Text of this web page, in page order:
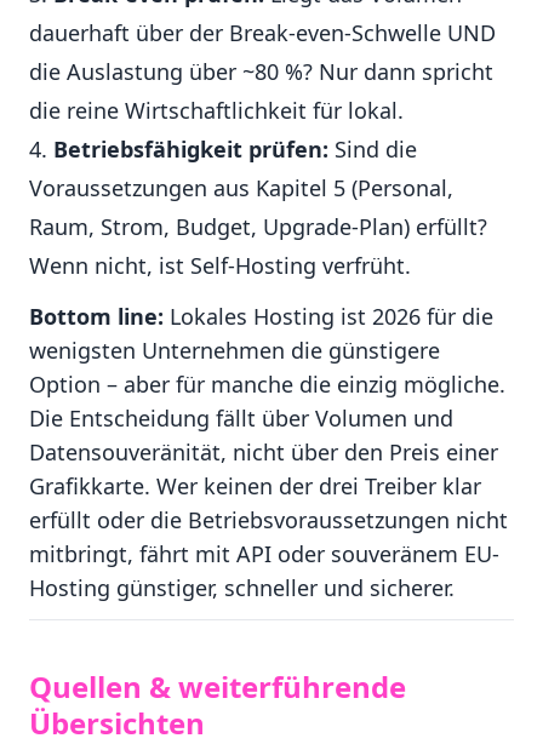
dauerhaft über der Break-even-Schwelle UND
die Auslastung über ~80 %? Nur dann spricht
die reine Wirtschaftlichkeit für lokal.
Betriebsfähigkeit prüfen: Sind die
Voraussetzungen aus Kapitel 5 (Personal,
Raum, Strom, Budget, Upgrade-Plan) erfüllt?
Wenn nicht, ist Self-Hosting verfrüht.
Bottom line: Lokales Hosting ist 2026 für die
wenigsten Unternehmen die günstigere
Option – aber für manche die einzig mögliche.
Die Entscheidung fällt über Volumen und
Datensouveränität, nicht über den Preis einer
Grafikkarte. Wer keinen der drei Treiber klar
erfüllt oder die Betriebsvoraussetzungen nicht
mitbringt, fährt mit API oder souveränem EU-
Hosting günstiger, schneller und sicherer.
Quellen & weiterführende
Übersichten